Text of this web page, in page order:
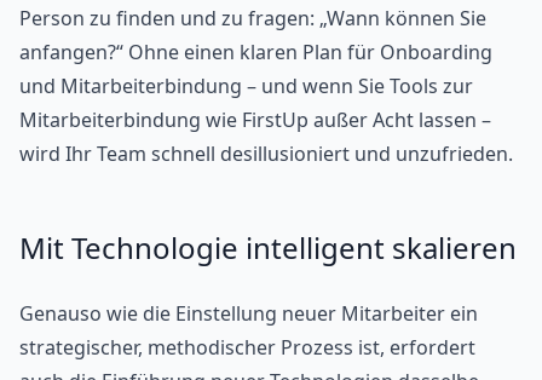
Person zu finden und zu fragen: „Wann können Sie
anfangen?“ Ohne einen klaren Plan für Onboarding
und Mitarbeiterbindung – und wenn Sie Tools zur
Mitarbeiterbindung wie FirstUp außer Acht lassen –
wird Ihr Team schnell desillusioniert und unzufrieden.
Mit Technologie intelligent skalieren
Genauso wie die Einstellung neuer Mitarbeiter ein
strategischer, methodischer Prozess ist, erfordert